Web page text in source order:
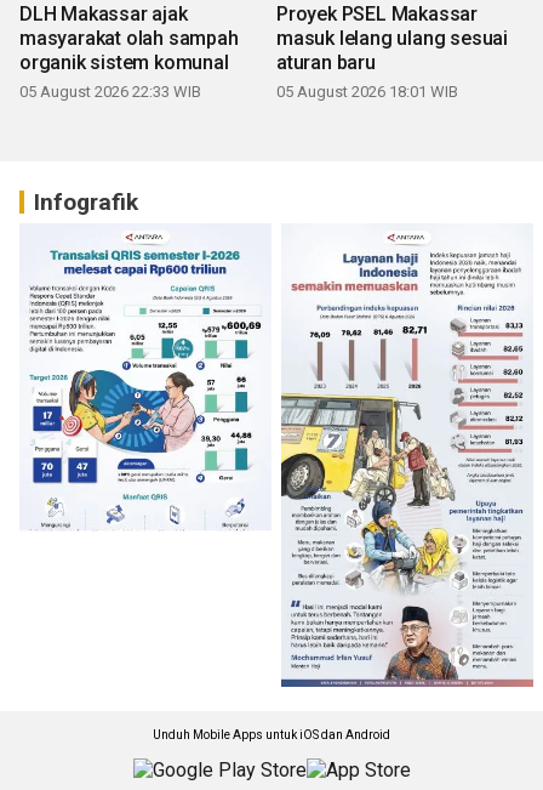
DLH Makassar ajak
masyarakat olah sampah
organik sistem komunal
05 August 2026 22:33 WIB
Proyek PSEL Makassar
masuk lelang ulang sesuai
aturan baru
05 August 2026 18:01 WIB
Infografik
Unduh Mobile Apps untuk iOS dan Android